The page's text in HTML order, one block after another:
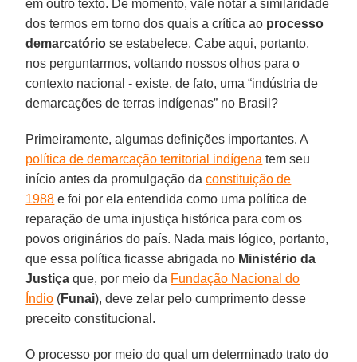
em outro texto. De momento, vale notar a similaridade
dos termos em torno dos quais a crítica ao processo
demarcatório se estabelece. Cabe aqui, portanto,
nos perguntarmos, voltando nossos olhos para o
contexto nacional - existe, de fato, uma “indústria de
demarcações de terras indígenas” no Brasil?
Primeiramente, algumas definições importantes. A
política de demarcação territorial indígena tem seu
início antes da promulgação daconstituição de
1988 e foi por ela entendida como uma política de
reparação de uma injustiça histórica para com os
povos originários do país. Nada mais lógico, portanto,
que essa política ficasse abrigada no Ministério da
Justiça que, por meio da Fundação Nacional do
Índio (Funai), deve zelar pelo cumprimento desse
preceito constitucional.
O processo por meio do qual um determinado trato do